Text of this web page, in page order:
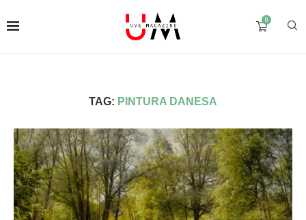
0
TAG: PINTURA DANESA